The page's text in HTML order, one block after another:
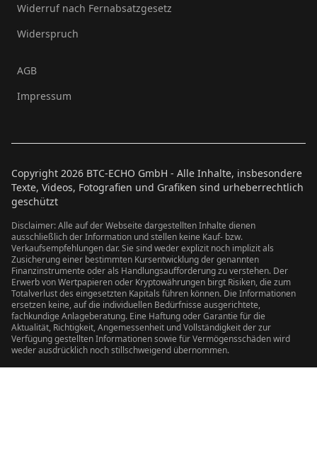
Widerruf nach Fernabsatzgesetz
Widerspruch
AGB
Impressum
Copyright 2026 BTC-ECHO GmbH - Alle Inhalte, insbesondere
Texte, Videos, Fotografien und Grafiken sind urheberrechtlich
geschützt
Disclaimer: Alle auf der Webseite dargestellten Inhalte dienen
ausschließlich der Information und stellen keine Kauf- bzw.
Verkaufsempfehlungen dar. Sie sind weder explizit noch implizit als
Zusicherung einer bestimmten Kursentwicklung der genannten
Finanzinstrumente oder als Handlungsaufforderung zu verstehen. Der
Erwerb von Wertpapieren oder Kryptowährungen birgt Risiken, die zum
Totalverlust des eingesetzten Kapitals führen können. Die Informationen
ersetzen keine, auf die individuellen Bedürfnisse ausgerichtete,
fachkundige Anlageberatung. Eine Haftung oder Garantie für die
Aktualität, Richtigkeit, Angemessenheit und Vollständigkeit der zur
Verfügung gestellten Informationen sowie für Vermögensschäden wird
weder ausdrücklich noch stillschweigend übernommen.